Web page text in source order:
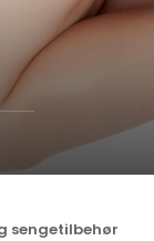
sengetilbehør